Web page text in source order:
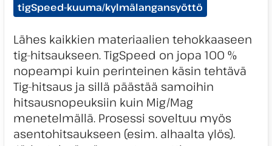
tigSpeed-kuuma/kylmälangansyöttö
Lähes kaikkien materiaalien tehokkaaseen
tig-hitsaukseen. TigSpeed on jopa 100 %
nopeampi kuin perinteinen käsin tehtävä
Tig-hitsaus ja sillä päästää samoihin
hitsausnopeuksiin kuin Mig/Mag
menetelmällä. Prosessi soveltuu myös
asentohitsaukseen (esim. alhaalta ylös).